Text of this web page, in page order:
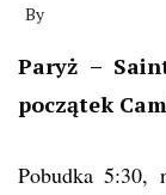
By
Paryż –
początek
Pobudka 5:30,